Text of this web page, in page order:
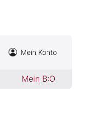
Mein Konto
Mein B:O